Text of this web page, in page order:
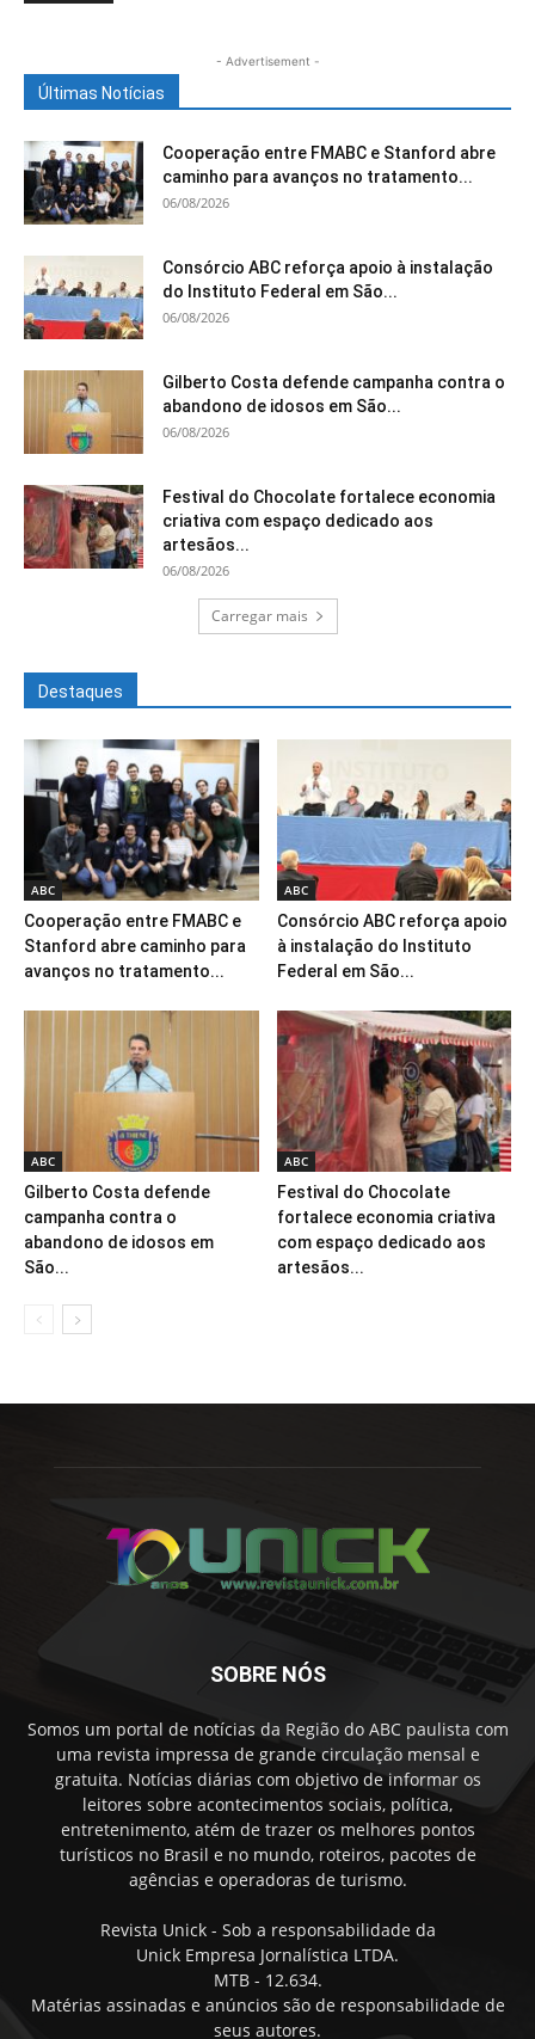
- Advertisement -
Últimas Notícias
Cooperação entre FMABC e Stanford abre
caminho para avanços no tratamento...
06/08/2026
Consórcio ABC reforça apoio à instalação
do Instituto Federal em São...
06/08/2026
Gilberto Costa defende campanha contra o
abandono de idosos em São...
06/08/2026
Festival do Chocolate fortalece economia
criativa com espaço dedicado aos
artesãos...
06/08/2026
Carregar mais
Destaques
ABC
Cooperação entre FMABC e
Stanford abre caminho para
avanços no tratamento...
ABC
Consórcio ABC reforça apoio
à instalação do Instituto
Federal em São...
ABC
Gilberto Costa defende
campanha contra o
abandono de idosos em
São...
ABC
Festival do Chocolate
fortalece economia criativa
com espaço dedicado aos
artesãos...
SOBRE NÓS
Somos um portal de notícias da Região do ABC paulista com
uma revista impressa de grande circulação mensal e
gratuita. Notícias diárias com objetivo de informar os
leitores sobre acontecimentos sociais, política,
entretenimento, atém de trazer os melhores pontos
turísticos no Brasil e no mundo, roteiros, pacotes de
agências e operadoras de turismo.
Revista Unick - Sob a responsabilidade da
Unick Empresa Jornalística LTDA.
MTB - 12.634.
Matérias assinadas e anúncios são de responsabilidade de
seus autores.